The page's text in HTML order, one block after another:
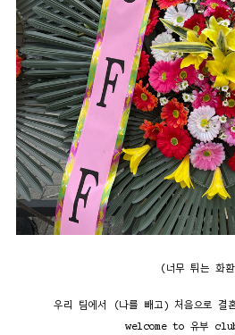
(너무 튀는 화
우리 팀에서 (나를 빼고) 처음으로 결
welcome to 유부